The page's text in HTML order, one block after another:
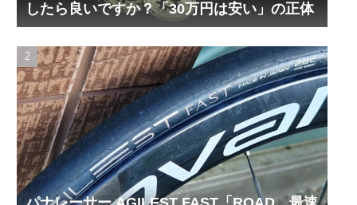
したら良いですか？「30万円は安い」の正体